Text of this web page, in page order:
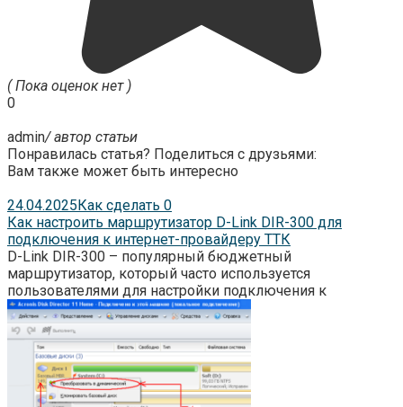
( Пока оценок нет )
0
admin/ автор статьи
Понравилась статья? Поделиться с друзьями:
Вам также может быть интересно
24.04.2025Как сделать 0
Как настроить маршрутизатор D-Link DIR-300 для
подключения к интернет-провайдеру ТТК
D-Link DIR-300 – популярный бюджетный
маршрутизатор, который часто используется
пользователями для настройки подключения к